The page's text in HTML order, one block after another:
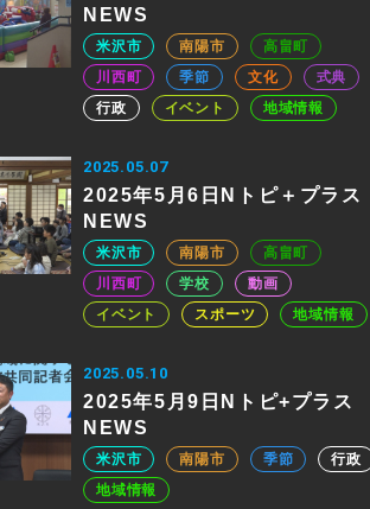
NEWS
米沢市 南陽市
高畠町
川西町
季節 文化
式典
行政
イベント 地域情報
2025.05.07
2025年5月6日Nトピ＋プラス
NEWS
米沢市 南陽市
高畠町
川西町
学校
動画
イベント
スポーツ 地域情報
2025.05.10
2025年5月9日Nトピ+プラス
NEWS
米沢市 南陽市 季節
行政
地域情報